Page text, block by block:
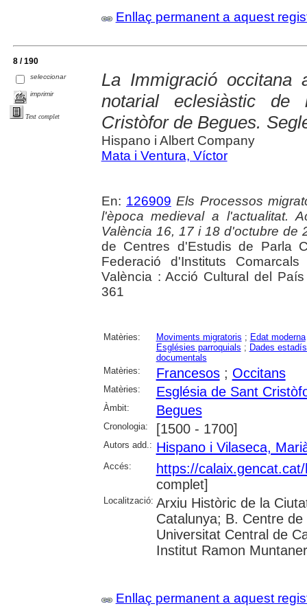
Enllaç permanent a aquest
8 / 190
seleccionar
imprimir
Text complet
La Immigració
notarial eclesiàstic de
Cristòfor de Begues.
Hispano i Albert Company
Mata i Ventura, Víctor
En: 126909 Els Processos
l'època medieval a l'actualitat.
València 16, 17 i 18 d'octubre de
de Centres d'Estudis de Parla
Federació d'Instituts
València : Acció Cultural del
361
Matèries: Moviments migratoris ; Edat moderna
Esglésies parroquials ; Dades
documentals
Matèries:
Francesos; Occitans
Matèries: Església de Sant
Àmbit: Begues
Cronologia: [1500 - 1700]
Autors add.: Hispano i Vilaseca,
Accés:
https://
complet]
Localització: Arxiu Històric de la
Catalunya; B. Centre
Universitat Central de
Institut Ramon Muntaner
Enllaç permanent a aquest